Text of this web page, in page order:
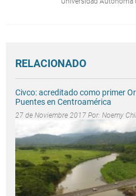
RELACIONADO
Civco: acreditado como primer
Puentes en Centroamérica
27 de Noviembre 2017 Por: Noemy